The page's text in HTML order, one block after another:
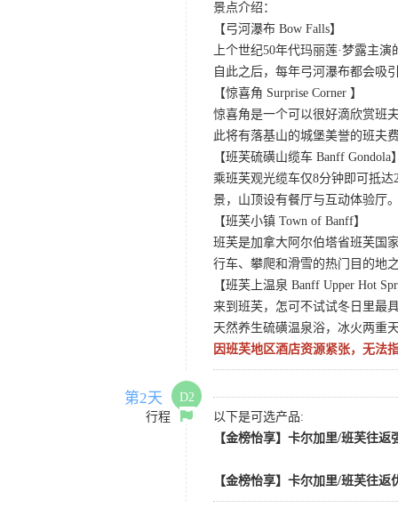
景点介绍：
【弓河瀑布 Bow Falls】
上个世纪50年代玛丽莲·梦露主
自此之后，每年弓河瀑布都会吸
【惊喜角 Surprise Corner 】
惊喜角是一个可以很好滴欣赏班
此将有落基山的城堡美誉的班夫
【班芙硫磺山缆车 Banff Gondola
乘班芙观光缆车仅8分钟即可抵
景，山顶设有餐厅与互动体验厅
【班芙小镇 Town of Banff】
班芙是加拿大阿尔伯塔省班芙国
行车、攀爬和滑雪的热门目的地
【班芙上温泉 Banff Upper Hot
来到班芙，怎可不试试冬日里最
天然养生硫磺温泉浴，冰火两重
因班芙地区酒店资源紧张，无法
第2天
D2
行程
以下是可选产品:
【金榜怡享】卡尔加里/班芙往返
【金榜怡享】卡尔加里/班芙往